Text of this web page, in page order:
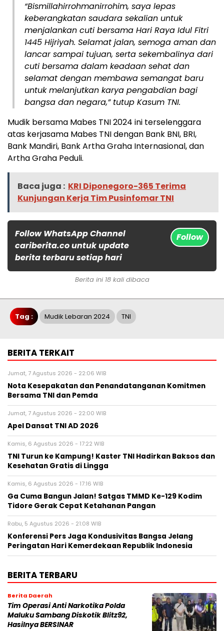
“Bismillahirrohmanirrohim, saya lepas
keberangkatan saudara sekalian untuk
menjalankan cuti bersama Hari Raya Idul Fitri
1445 Hijriyah. Selamat jalan, semoga aman dan
lancar sampai tujuan, serta sekembalinya dari
cuti bersama dalam keadaan sehat dan
selamat dengan membawa semangat baru
untuk melanjutkan karya pengabdian bagi
bangsa dan negara,” tutup Kasum TNI.
Mudik bersama Mabes TNI 2024 ini terselenggara
atas kerjasama Mabes TNI dengan Bank BNI, BRI,
Bank Mandiri, Bank Artha Graha Internasional, dan
Artha Graha Peduli.
Baca juga : KRI Diponegoro-365 Terima
Kunjungan Kerja Tim Pusinfomar TNI
Follow WhatsApp Channel
cariberita.co untuk update
berita terbaru setiap hari
Follow
Berita ini 18 kali dibaca
Tag : Mudik Lebaran 2024 TNI
BERITA TERKAIT
Jumat, 7 Agustus 2026 - 22:06 WIB
Nota Kesepakatan dan Penandatanganan Komitmen
Bersama TNI dan Pemda
Jumat, 7 Agustus 2026 - 22:00 WIB
Apel Dansat TNI AD 2026
Kamis, 6 Agustus 2026 - 17:22 WIB
TNI Turun ke Kampung! Kaster TNI Hadirkan Baksos dan
Kesehatan Gratis di Lingga
Kamis, 6 Agustus 2026 - 17:16 WIB
Ga Cuma Bangun Jalan! Satgas TMMD Ke-129 Kodim
Tidore Gerak Cepat Ketahanan Pangan
Rabu, 5 Agustus 2026 - 21:08 WIB
Konferensi Pers Jaga Kondusivitas Bangsa Jelang
Peringatan Hari Kemerdekaan Republik Indonesia
BERITA TERBARU
Berita Daerah
Tim Operasi Anti Narkotika Polda
Maluku Sambang Diskotik Blitz92,
Hasilnya BERSINAR